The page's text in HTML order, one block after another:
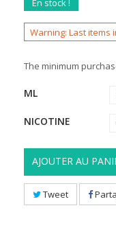
En stock !
Warning: Last items
The minimum
ML
NICOTINE
AJOUTER AU
Tweet